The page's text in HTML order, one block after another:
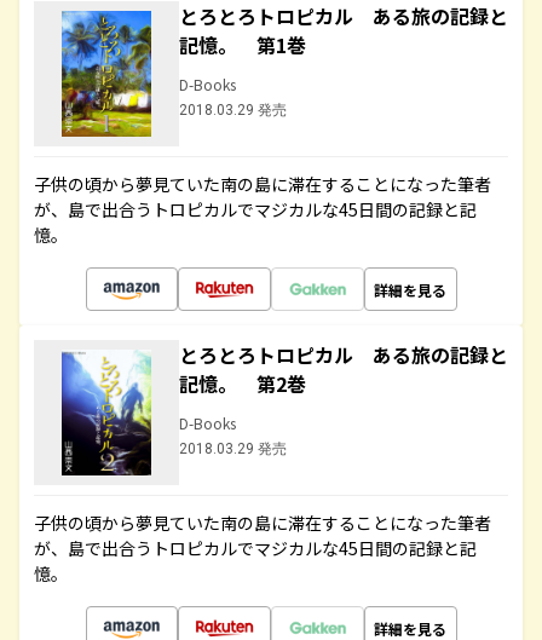
とろとろトロピカル ある旅の記録と
記憶。 第1巻
D-Books
2018.03.29 発売
子供の頃から夢見ていた南の島に滞在することになった筆者
が、島で出合うトロピカルでマジカルな45日間の記録と記
憶。
詳細を見る
とろとろトロピカル ある旅の記録と
記憶。 第2巻
D-Books
2018.03.29 発売
子供の頃から夢見ていた南の島に滞在することになった筆者
が、島で出合うトロピカルでマジカルな45日間の記録と記
憶。
詳細を見る